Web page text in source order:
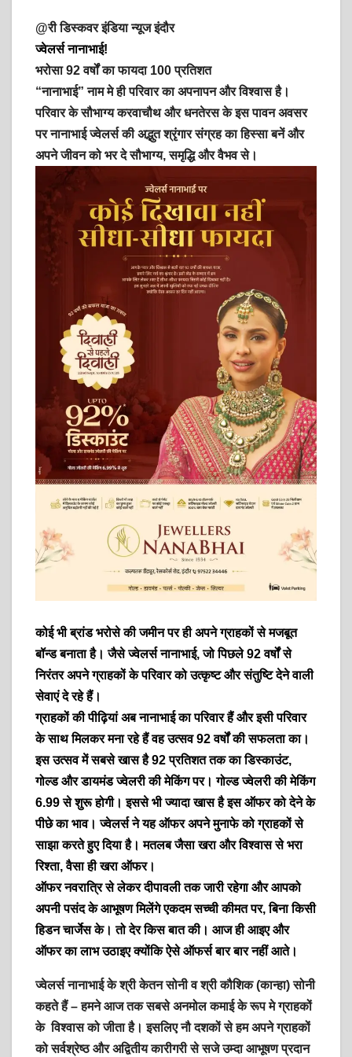
t
s
A
p
e
o
o
k
t
e
r
@री डिस्कवर इंडिया न्यूज इंदौर
ज्वेलर्स नानाभाई!
भरोसा 92 वर्षों का फायदा 100 प्रतिशत
“नानाभाई” नाम मे ही परिवार का अपनापन और विश्वास है।
परिवार के सौभाग्य करवाचौथ और धनतेरस के इस पावन अवसर
पर नानाभाई ज्वेलर्स की अद्भुत श्रृंगार संग्रह का हिस्सा बनें और
अपने जीवन को भर दे सौभाग्य, समृद्धि और वैभव से।
कोई भी ब्रांड भरोसे की जमीन पर ही अपने ग्राहकों से मजबूत
बॉन्ड बनाता है। जैसे ज्वेलर्स नानाभाई, जो पिछले 92 वर्षों से
निरंतर अपने ग्राहकों के परिवार को उत्कृष्ट और संतुष्टि देने वाली
सेवाएं दे रहे हैं।
ग्राहकों की पीढ़ियां अब नानाभाई का परिवार हैं और इसी परिवार
के साथ मिलकर मना रहे हैं वह उत्सव 92 वर्षों की सफलता का।
इस उत्सव में सबसे खास है 92 प्रतिशत तक का डिस्काउंट,
गोल्ड और डायमंड ज्वेलरी की मेकिंग पर। गोल्ड ज्वेलरी की मेकिंग
6.99 से शुरू होगी। इससे भी ज्यादा खास है इस ऑफर को देने के
पीछे का भाव। ज्वेलर्स ने यह ऑफर अपने मुनाफे को ग्राहकों से
साझा करते हुए दिया है। मतलब जैसा खरा और विश्वास से भरा
रिश्ता, वैसा ही खरा ऑफर।
ऑफर नवरात्रि से लेकर दीपावली तक जारी रहेगा और आपको
अपनी पसंद के आभूषण मिलेंगे एकदम सच्ची कीमत पर, बिना किसी
हिडन चार्जेस के। तो देर किस बात की। आज ही आइए और
ऑफर का लाभ उठाइए क्योंकि ऐसे ऑफर्स बार बार नहीं आते।
ज्वेलर्स नानाभाई के श्री केतन सोनी व श्री कौशिक (कान्हा) सोनी
कहते हैं – हमने आज तक सबसे अनमोल कमाई के रूप मे ग्राहकों
के विश्वास को जीता है। इसलिए नौ दशकों से हम अपने ग्राहकों
को सर्वश्रेष्ठ और अद्वितीय कारीगरी से सजे उम्दा आभूषण प्रदान